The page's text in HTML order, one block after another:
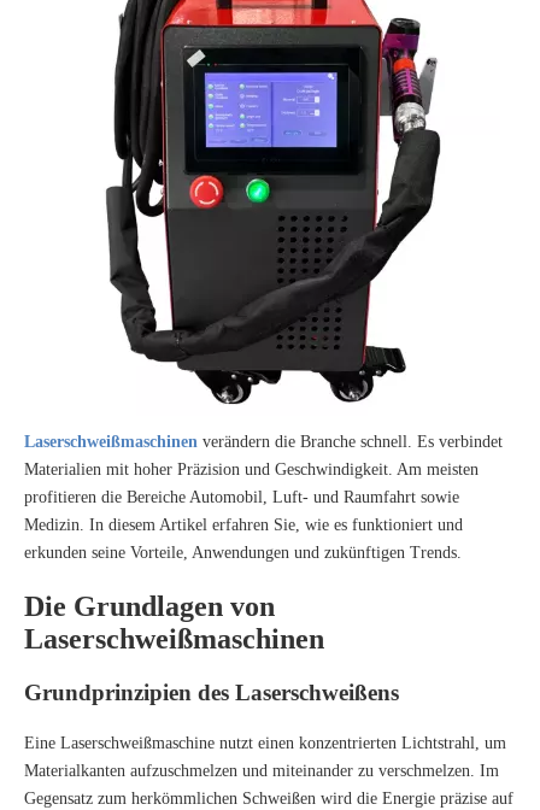
Laserschweißmaschinen verändern die Branche schnell. Es verbindet
Materialien mit hoher Präzision und Geschwindigkeit. Am meisten
profitieren die Bereiche Automobil, Luft- und Raumfahrt sowie
Medizin. In diesem Artikel erfahren Sie, wie es funktioniert und
erkunden seine Vorteile, Anwendungen und zukünftigen Trends.
Die Grundlagen von
Laserschweißmaschinen
Grundprinzipien des Laserschweißens
Eine Laserschweißmaschine nutzt einen konzentrierten Lichtstrahl, um
Materialkanten aufzuschmelzen und miteinander zu verschmelzen. Im
Gegensatz zum herkömmlichen Schweißen wird die Energie präzise auf